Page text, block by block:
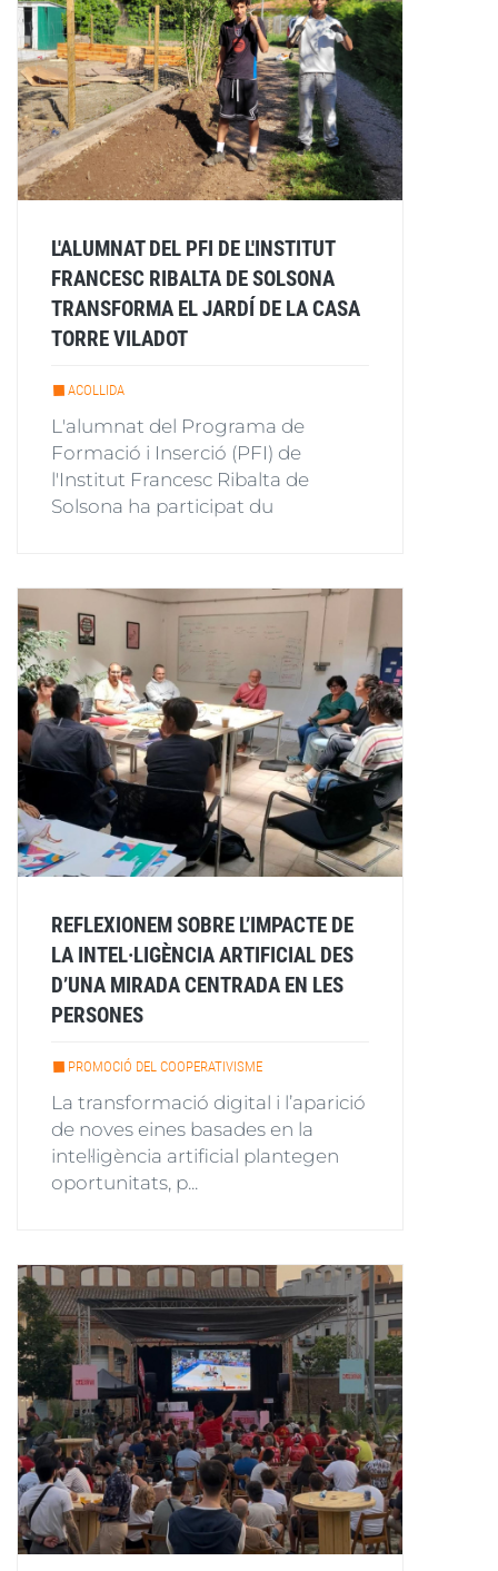
L'ALUMNAT DEL PFI DE L'INSTITUT
FRANCESC RIBALTA DE SOLSONA
TRANSFORMA EL JARDÍ DE LA CASA
TORRE VILADOT
ACOLLIDA
L'alumnat del Programa de
Formació i Inserció (PFI) de
l'Institut Francesc Ribalta de
Solsona ha participat du
REFLEXIONEM SOBRE L’IMPACTE DE
LA INTEL·LIGÈNCIA ARTIFICIAL DES
D’UNA MIRADA CENTRADA EN LES
PERSONES
PROMOCIÓ DEL COOPERATIVISME
La transformació digital i l’aparició
de noves eines basades en la
intel·ligència artificial plantegen
oportunitats, p...